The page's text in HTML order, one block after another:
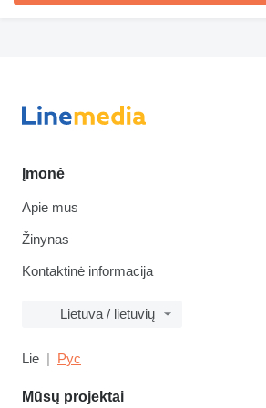
Įmonė
Apie mus
Žinynas
Kontaktinė informacija
Lietuva / lietuvių
Lie Рус
Mūsų projektai